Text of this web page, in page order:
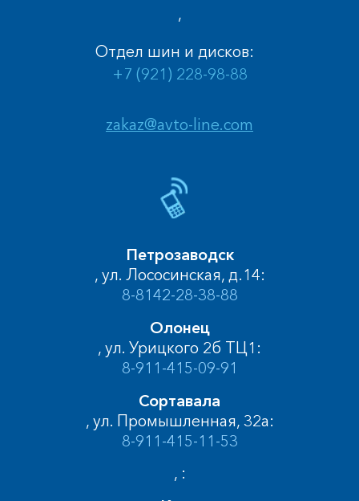
,
zakaz@avto-line.com
Отдел шин и дисков:
+7 (921) 228-98-88
Петрозаводск
, ул. Лососинская, д.14:
8-8142-28-38-88
Олонец
, ул. Урицкого 2б ТЦ1:
8-911-415-09-91
Сортавала
, ул. Промышленная, 32а:
8-911-415-11-53
, :